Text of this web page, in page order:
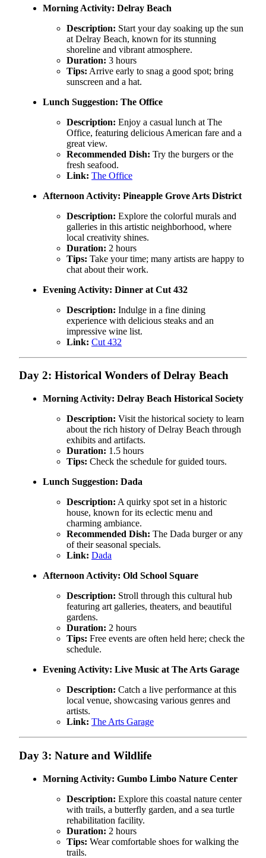
Morning Activity: Delray Beach
Description: Start your day soaking up the sun
at Delray Beach, known for its stunning
shoreline and vibrant atmosphere.
Duration: 3 hours
Tips: Arrive early to snag a good spot; bring
sunscreen and a hat.
Lunch Suggestion: The Office
Description: Enjoy a casual lunch at The
Office, featuring delicious American fare and a
great view.
Recommended Dish: Try the burgers or the
fresh seafood.
Link: The Office
Afternoon Activity: Pineapple Grove Arts District
Description: Explore the colorful murals and
galleries in this artistic neighborhood, where
local creativity shines.
Duration: 2 hours
Tips: Take your time; many artists are happy to
chat about their work.
Evening Activity: Dinner at Cut 432
Description: Indulge in a fine dining
experience with delicious steaks and an
impressive wine list.
Link: Cut 432
Day 2: Historical Wonders of Delray Beach
Morning Activity: Delray Beach Historical Society
Description: Visit the historical society to learn
about the rich history of Delray Beach through
exhibits and artifacts.
Duration: 1.5 hours
Tips: Check the schedule for guided tours.
Lunch Suggestion: Dada
Description: A quirky spot set in a historic
house, known for its eclectic menu and
charming ambiance.
Recommended Dish: The Dada burger or any
of their seasonal specials.
Link: Dada
Afternoon Activity: Old School Square
Description: Stroll through this cultural hub
featuring art galleries, theaters, and beautiful
gardens.
Duration: 2 hours
Tips: Free events are often held here; check the
schedule.
Evening Activity: Live Music at The Arts Garage
Description: Catch a live performance at this
local venue, showcasing various genres and
artists.
Link: The Arts Garage
Day 3: Nature and Wildlife
Morning Activity: Gumbo Limbo Nature Center
Description: Explore this coastal nature center
with trails, a butterfly garden, and a sea turtle
rehabilitation facility.
Duration: 2 hours
Tips: Wear comfortable shoes for walking the
trails.